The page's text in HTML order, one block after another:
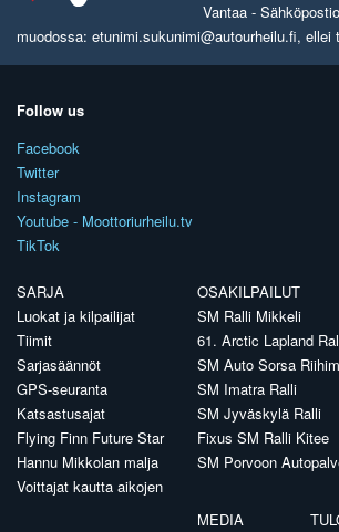
Vantaa -
muodossa: etunimi.sukunimi@autourheilu.fi, ellei
Follow us
Facebook
Twitter
Instagram
Youtube - Moottoriurheilu.tv
TikTok
SARJA
Luokat ja kilpailijat
Tiimit
Sarjasäännöt
GPS-seuranta
Katsastusajat
Flying Finn Future Star
Hannu Mikkolan malja
Voittajat kautta aikojen
OSAKILPAILUT
SM Ralli Mikkeli
61. Arctic Lapland
SM Auto Sorsa
SM Imatra Ralli
SM Jyväskylä Ralli
Fixus SM Ralli Kitee
SM Porvoon
MEDIA